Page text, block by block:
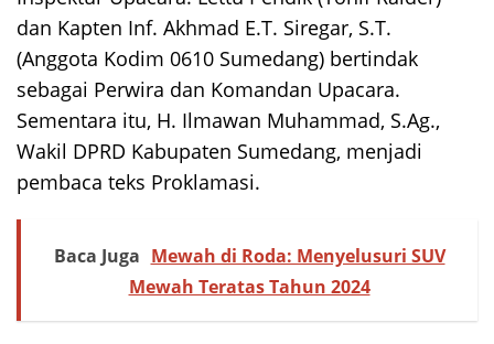
dan Kapten Inf. Akhmad E.T. Siregar, S.T.
(Anggota Kodim 0610 Sumedang) bertindak
sebagai Perwira dan Komandan Upacara.
Sementara itu, H. Ilmawan Muhammad, S.Ag.,
Wakil DPRD Kabupaten Sumedang, menjadi
pembaca teks Proklamasi.
Baca Juga Mewah di Roda: Menyelusuri SUV
Mewah Teratas Tahun 2024